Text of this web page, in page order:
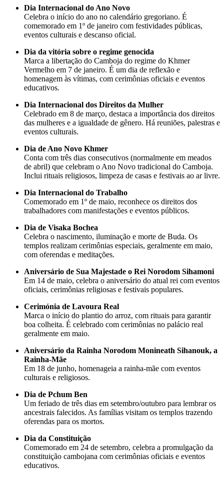
Dia Internacional do Ano Novo
Celebra o início do ano no calendário gregoriano. É
comemorado em 1º de janeiro com festividades públicas,
eventos culturais e descanso oficial.
Dia da vitória sobre o regime genocida
Marca a libertação do Camboja do regime do Khmer
Vermelho em 7 de janeiro. É um dia de reflexão e
homenagem às vítimas, com cerimônias oficiais e eventos
educativos.
Dia Internacional dos Direitos da Mulher
Celebrado em 8 de março, destaca a importância dos direitos
das mulheres e a igualdade de gênero. Há reuniões, palestras e
eventos culturais.
Dia de Ano Novo Khmer
Conta com três dias consecutivos (normalmente em meados
de abril) que celebram o Ano Novo tradicional do Camboja.
Inclui rituais religiosos, limpeza de casas e festivais ao ar livre.
Dia Internacional do Trabalho
Comemorado em 1º de maio, reconhece os direitos dos
trabalhadores com manifestações e eventos públicos.
Dia de Visaka Bochea
Celebra o nascimento, iluminação e morte de Buda. Os
templos realizam cerimônias especiais, geralmente em maio,
com oferendas e meditações.
Aniversário de Sua Majestade o Rei Norodom Sihamoni
Em 14 de maio, celebra o aniversário do atual rei com eventos
oficiais, cerimônias religiosas e festivais populares.
Cerimónia de Lavoura Real
Marca o início do plantio do arroz, com rituais para garantir
boa colheita. É celebrado com cerimônias no palácio real
geralmente em maio.
Aniversário da Rainha Norodom Monineath Sihanouk, a
Rainha-Mãe
Em 18 de junho, homenageia a rainha-mãe com eventos
culturais e religiosos.
Dia de Pchum Ben
Um feriado de três dias em setembro/outubro para lembrar os
ancestrais falecidos. As famílias visitam os templos trazendo
oferendas para os mortos.
Dia da Constituição
Comemorado em 24 de setembro, celebra a promulgação da
constituição cambojana com cerimônias oficiais e eventos
educativos.